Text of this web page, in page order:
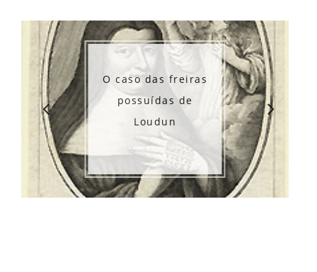
freiras
de
O estranho
de Kris
Lisanne